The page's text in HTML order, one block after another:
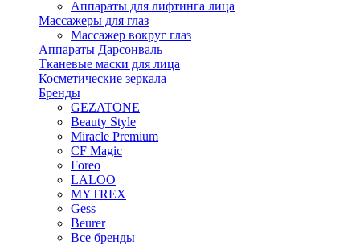
Аппараты для лифтинга лица
Массажеры для глаз
Массажер вокруг глаз
Аппараты Дарсонваль
Тканевые маски для лица
Косметические зеркала
Бренды
GEZATONE
Beauty Style
Miracle Premium
CF Magic
Foreo
LALOO
MYTREX
Gess
Beurer
Все бренды